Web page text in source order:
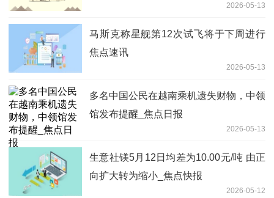
2026-05-13
马斯克称星舰第12次试飞将于下周进行
焦点速讯
2026-05-13
多名中国公民在越南乘机遗失财物，中领
馆发布提醒_焦点日报
2026-05-13
生意社镁5月12日均差为10.00元/吨 由正
向扩大转为缩小_焦点快报
2026-05-12